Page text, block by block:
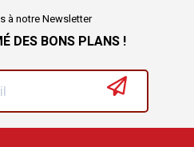
à notre Newsletter
DES BONS PLANS !